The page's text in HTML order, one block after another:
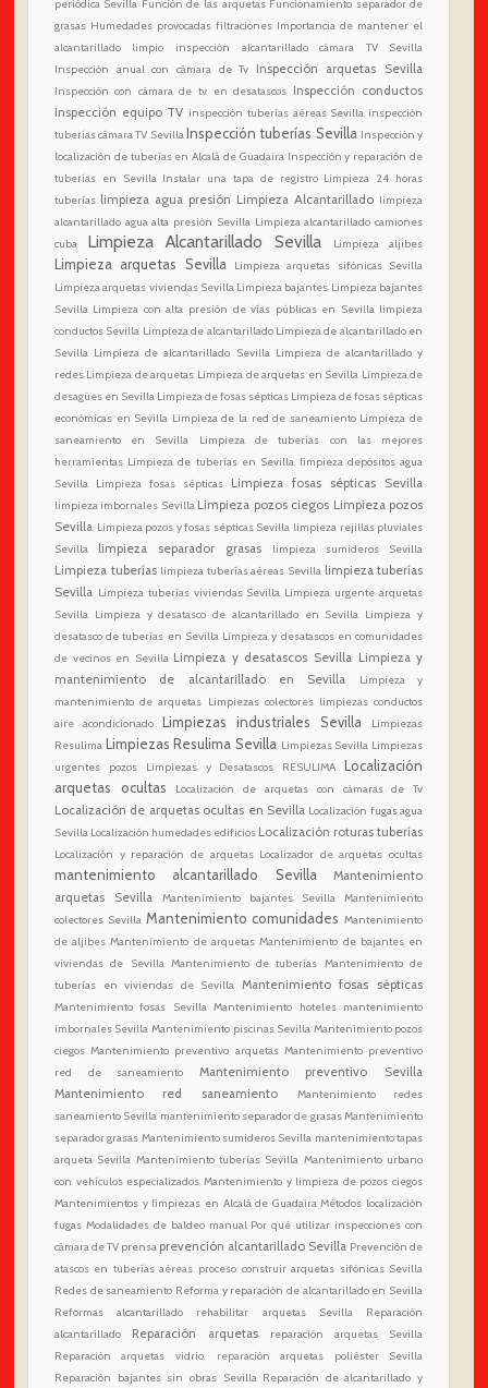
periódica Sevilla Función de las arquetas Funcionamiento separador de
grasas Humedades provocadas filtraciones Importancia de mantener el
alcantarillado limpio
inspección alcantarillado cámara TV Sevilla
Inspección anual con cámara de Tv
Inspección arquetas Sevilla
Inspección con cámara de tv en desatascos Inspección conductos
Inspección equipo TV inspección tuberías aéreas Sevilla inspección
tuberías cámara TV SevillaInspección tuberías Sevilla Inspección y
localización de tuberías en Alcalá de Guadaira Inspección y reparación de
tuberías en Sevilla Instalar una tapa de registro Limpieza 24 horas
tuberías limpieza agua presión Limpieza Alcantarillado limpieza
alcantarillado agua alta presión Sevilla Limpieza alcantarillado camiones
cuba
Limpieza Alcantarillado Sevilla Limpieza aljibes
Limpieza arquetas Sevilla
Limpieza arquetas sifónicas Sevilla
Limpieza arquetas viviendas Sevilla Limpieza bajantes Limpieza bajantes
Sevilla Limpieza con alta presión de vías públicas en Sevilla limpieza
conductos Sevilla Limpieza de alcantarillado Limpieza de alcantarillado en
Sevilla Limpieza de alcantarillado Sevilla Limpieza de alcantarillado y
redes Limpieza de arquetas Limpieza de arquetas en Sevilla Limpieza de
desagües en Sevilla Limpieza de fosas sépticas Limpieza de fosas sépticas
económicas en Sevilla Limpieza de la red de saneamiento Limpieza de
saneamiento en Sevilla
Limpieza de tuberías con las mejores
herramientas Limpieza de tuberías en Sevilla limpieza depósitos agua
Sevilla
Limpieza fosas sépticas Limpieza fosas sépticas Sevilla
limpieza imbornales Sevilla Limpieza pozos ciegos Limpieza pozos
Sevilla Limpieza pozos y fosas sépticas Sevilla limpieza rejillas pluviales
Sevilla
limpieza separador grasas limpieza sumideros Sevilla
Limpieza tuberías limpieza tuberías aéreas Sevilla limpieza tuberías
Sevilla Limpieza tuberías viviendas Sevilla Limpieza urgente arquetas
Sevilla Limpieza y desatasco de alcantarillado en Sevilla Limpieza y
desatasco de tuberías en Sevilla Limpieza y desatascos en comunidades
de vecinos en Sevilla Limpieza y desatascos Sevilla Limpieza y
mantenimiento de alcantarillado en Sevilla
Limpieza y
mantenimiento de arquetas Limpiezas colectores limpiezas conductos
aire acondicionado
Limpiezas industriales Sevilla
Limpiezas
Resulima Limpiezas Resulima Sevilla Limpiezas Sevilla Limpiezas
urgentes pozos
Limpiezas y Desatascos RESULIMA
Localización
arquetas ocultas
Localización de arquetas con cámaras de Tv
Localización de arquetas ocultas en Sevilla Localización fugas agua
Sevilla Localización humedades edificios Localización roturas tuberías
Localización y reparación de arquetas Localizador de arquetas ocultas
mantenimiento alcantarillado Sevilla
Mantenimiento
arquetas Sevilla
Mantenimiento bajantes Sevilla
Mantenimiento
colectores Sevilla Mantenimiento comunidades Mantenimiento
de aljibes Mantenimiento de arquetas Mantenimiento de bajantes en
viviendas de Sevilla Mantenimiento de tuberías Mantenimiento de
tuberías en viviendas de Sevilla Mantenimiento fosas sépticas
Mantenimiento fosas Sevilla Mantenimiento hoteles mantenimiento
imbornales Sevilla Mantenimiento piscinas Sevilla Mantenimiento pozos
ciegos Mantenimiento preventivo arquetas Mantenimiento preventivo
red de saneamiento
Mantenimiento preventivo Sevilla
Mantenimiento red saneamiento
Mantenimiento redes
saneamiento Sevilla mantenimiento separador de grasasMantenimiento
separador grasas Mantenimiento sumideros Sevilla mantenimiento tapas
arqueta Sevilla Mantenimiento tuberías Sevilla Mantenimiento urbano
con vehículos especializados Mantenimiento y limpieza de pozos ciegos
Mantenimientos y limpiezas en Alcalá de Guadaira Métodos localización
fugas Modalidades de baldeo manual Por qué utilizar inspecciones con
cámara de TV prensa prevención alcantarillado Sevilla Prevención de
atascos en tuberías aéreas proceso construir arquetas sifónicas Sevilla
Redes de saneamiento Reforma y reparación de alcantarillado en Sevilla
Reformas alcantarillado
rehabilitar arquetas Sevilla
Reparación
alcantarillado
Reparación arquetas
reparación arquetas Sevilla
Reparación arquetas vidrio. reparación arquetas poliéster Sevilla
Reparación bajantes sin obras Sevilla Reparación de alcantarillado y